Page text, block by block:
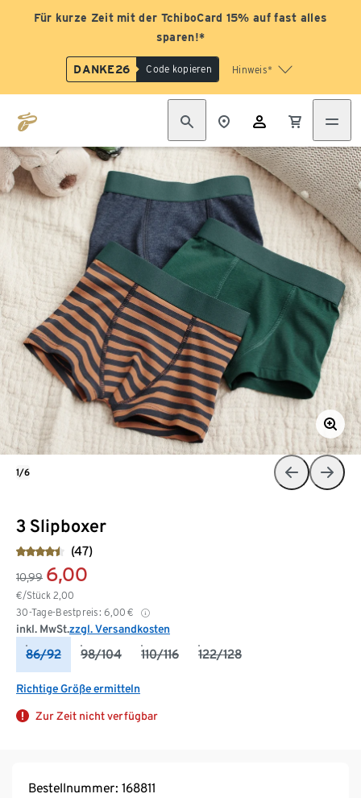
Für kurze Zeit mit der TchiboCard 15% auf fast alles
sparen!*
DANKE26 Code kopieren Hinweis*
3 Slipboxer
(47)
10,99 6,00
€/Stück 2,00
30-Tage-Bestpreis: 6,00 €
inkl. MwSt.zzgl. Versandkosten
86/92 98/104 110/116 122/128
Richtige Größe ermitteln
Zur Zeit nicht verfügbar
1/6
Bestellnummer: 168811